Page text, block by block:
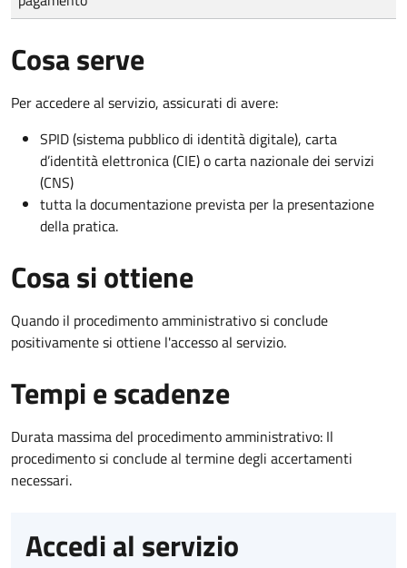
Cosa serve
Per accedere al servizio, assicurati di avere:
SPID (sistema pubblico di identità digitale), carta
d’identità elettronica (CIE) o carta nazionale dei servizi
(CNS)
tutta la documentazione prevista per la presentazione
della pratica.
Cosa si ottiene
Quando il procedimento amministrativo si conclude
positivamente si ottiene l'accesso al servizio.
Tempi e scadenze
Durata massima del procedimento amministrativo: Il
procedimento si conclude al termine degli accertamenti
necessari.
Accedi al servizio